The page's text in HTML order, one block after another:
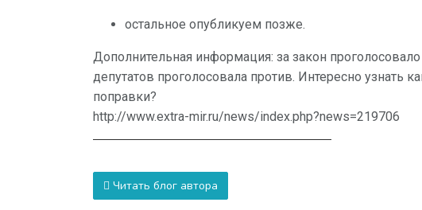
остальное опубликуем позже.
Дополнительная информация: за закон проголосовало
депутатов проголосовала против. Интересно узнать
поправки?
http://www.extra-mir.ru/news/index.php?news=219706
Читать блог автора